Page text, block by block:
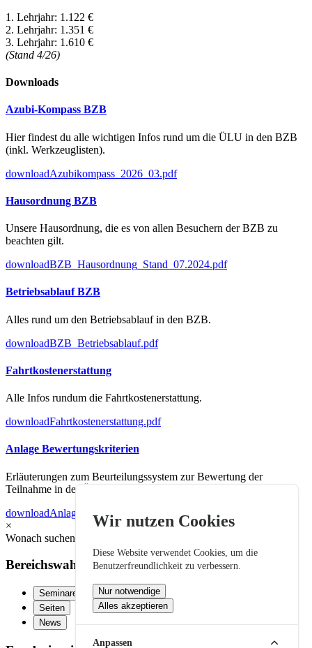
Wir nutzen Cookies
Diese Website verwendet Cookies, um die
Benutzerfreundlichkeit zu verbessern.
Nur notwendige
Alles akzeptieren
Anpassen
1. Lehrjahr: 1.122 €
2. Lehrjahr: 1.351 €
3. Lehrjahr: 1.610 €
(Stand 4/26)
Downloads
Azubi-Kompass BZB
Hier findest du alle wichtigen Infos rund um die ÜLU in den BZB
(inkl. Werkzeuglisten).
downloadAzubikompass_2026_03.pdf
Hausordnung BZB
Unsere Hausordnung, die es von allen Besuchern der BZB zu
beachten gilt.
downloadBZB_Hausordnung_Stand_07.2024.pdf
Betriebsablauf BZB
Alles rund um den Betriebsablauf in den BZB.
downloadBZB_Betriebsablauf.pdf
Fahrtkostenerstattung
Alle Infos rundum die Fahrtkostenerstattung.
downloadFahrtkostenerstattung.pdf
Anlage Bewertungskriterien
Erläuterungen zum Beurteilungssystem zur Bewertung der
Teilnahme in der ÜLU bei den BZB.
downloadAnlage_Bewertungskriterien.pdf
×
Wonach suchen Sie?
Bereichswahl:
Seminare
Seiten
News